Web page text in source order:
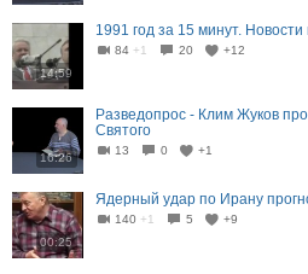
14:59
1991 год за 15 минут.
84 +1 20 +12
16:26
Разведопрос - Клим Жуков
Святого
13 0 +1
00:25
Ядерный удар по Ирану
140 +1 5 +9